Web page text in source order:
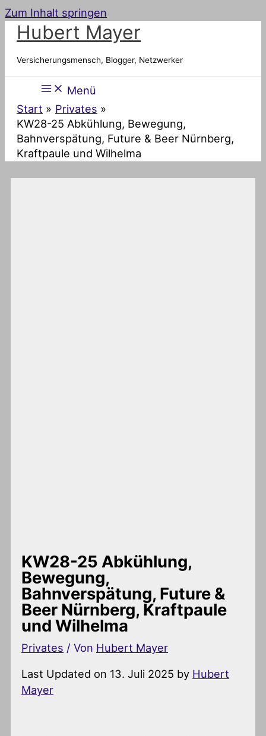
Zum Inhalt springen
Hubert Mayer
Versicherungsmensch, Blogger, Netzwerker
Menü
Start
Privates
KW28-25 Abkühlung, Bewegung,
Bahnverspätung, Future & Beer Nürnberg,
Kraftpaule und Wilhelma
KW28-25 Abkühlung,
Bewegung,
Bahnverspätung, Future &
Beer Nürnberg, Kraftpaule
und Wilhelma
Privates / Von Hubert Mayer
Last Updated on 13. Juli 2025 by Hubert
Mayer